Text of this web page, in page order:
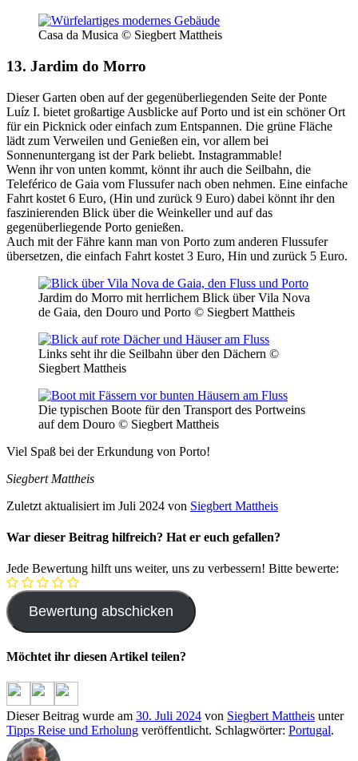
Casa da Musica © Siegbert Mattheis
13. Jardim do Morro
Dieser Garten oben auf der gegenüberliegenden Seite der Ponte
Luíz I. bietet großartige Ausblicke auf Porto und ist ein schöner Ort
für ein Picknick oder einfach zum Entspannen. Die grüne Fläche
lädt zum Verweilen und Genießen ein, vor allem bei
Sonnenuntergang ist der Park beliebt. Instagrammable!
Wenn ihr von unten kommt, könnt ihr auch die Seilbahn, die
Teleférico de Gaia vom Flussufer nach oben nehmen. Eine einfache
Fahrt kostet 6 Euro, (Hin und zurück 9 Euro) dabei könnt ihr den
faszinierenden Blick über die Weinkeller und auf das
gegenüberliegende Porto genießen.
Auch mit der Fähre kann man von Porto zum anderen Flussufer
übersetzen, die einfach Fahrt kostet 3 Euro, Hin und zurück 5 Euro.
Jardim do Morro mit herrlichem Blick über Vila Nova
de Gaia, den Douro und Porto © Siegbert Mattheis
Links seht ihr die Seilbahn über den Dächern ©
Siegbert Mattheis
Die typischen Boote für den Transport des Portweins
auf dem Douro © Siegbert Mattheis
Viel Spaß bei der Erkundung von Porto!
Siegbert Mattheis
Zuletzt aktualisiert im Juli 2024 von Siegbert Mattheis
War dieser Beitrag hilfreich? Hat er euch gefallen?
Jede Bewertung hilft uns weiter, uns zu verbessern! Bitte bewerte:
Möchtet ihr diesen Artikel teilen?
Dieser Beitrag wurde am 30. Juli 2024 von Siegbert Mattheis unter
Tipps Reise und Erholung veröffentlicht. Schlagwörter: Portugal.